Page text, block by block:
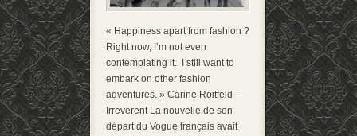
« Happiness apart from fashion ?
Right now, I’m not even
contemplating it. I still want to
embark on other fashion
adventures. » Carine Roitfeld –
Irreverent La nouvelle de son
départ du Vogue français avait